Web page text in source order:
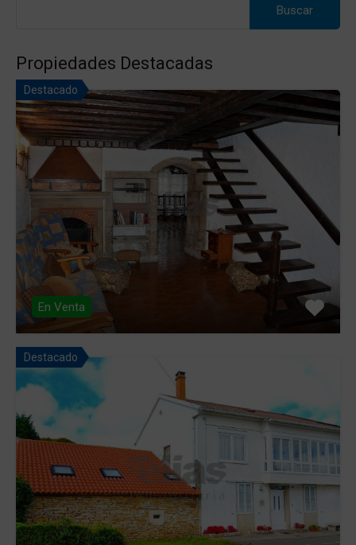
Propiedades Destacadas
Destacado
En Venta
Destacado